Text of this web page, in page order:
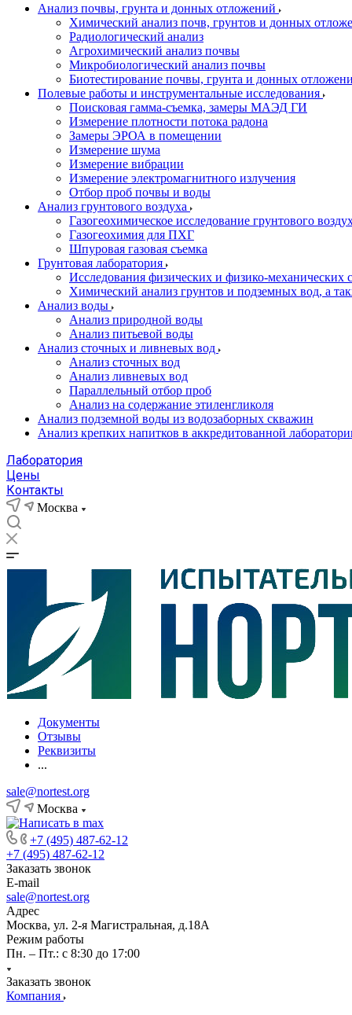
Анализ почвы, грунта и донных отложений
Химический анализ почв, грунтов и донных
Радиологический анализ
Агрохимический анализ почвы
Микробиологический анализ почвы
Биотестирование почвы, грунта и донных
Полевые работы и инструментальные исследования
Поисковая гамма-съемка, замеры МАЭД ГИ
Измерение плотности потока радона
Замеры ЭРОА в помещении
Измерение шума
Измерение вибрации
Измерение электромагнитного излучения
Отбор проб почвы и воды
Анализ грунтового воздуха
Газогеохимическое исследование грунтового
Газогеохимия для ПХГ
Шпуровая газовая съемка
Грунтовая лаборатория
Исследования физических и физико-механических
Химический анализ грунтов и подземных вод, а
Анализ воды
Анализ природной воды
Анализ питьевой воды
Анализ сточных и ливневых вод
Анализ сточных вод
Анализ ливневых вод
Параллельный отбор проб
Анализ на содержание этиленгликоля
Анализ подземной воды из водозаборных скважин
Анализ крепких напитков в аккредитованной
Лаборатория
Цены
Контакты
Москва
Документы
Отзывы
Реквизиты
...
sale@nortest.org
Москва
+7 (495) 487-62-12
+7 (495) 487-62-12
Заказать звонок
E-mail
sale@nortest.org
Адрес
Москва, ул. 2-я Магистральная, д.18А
Режим работы
Пн. – Пт.: с 8:30 до 17:00
Заказать звонок
Компания